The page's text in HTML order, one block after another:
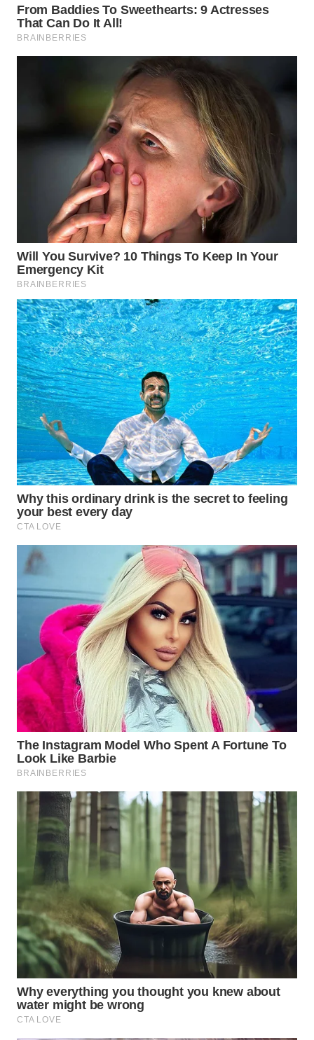
WN
NIAS
SELATAN
TANJUNG
LESUNG
KARO
WN
SIMALUNGUN
WN
LABUHANBATU
WN
TAPANULI
TENGAH
WN DELI
SERDANG
WN
TINGGI
WN
PAKPAK
WN
KARAWANG
WN
BEKASI
WN
BOGOR
WN
DEPOK
TAPANULI
UTARA
WN
SAMOSIR
WN
PADANG
LAWAS